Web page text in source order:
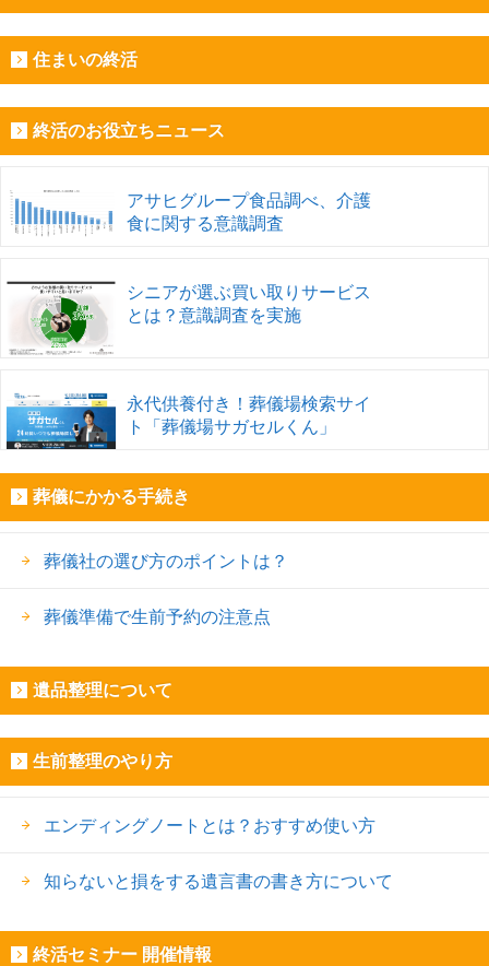
住まいの終活
終活のお役立ちニュース
アサヒグループ食品調べ、介護
食に関する意識調査
シニアが選ぶ買い取りサービス
とは？意識調査を実施
永代供養付き！葬儀場検索サイ
ト「葬儀場サガセルくん」
葬儀にかかる手続き
葬儀社の選び方のポイントは？
葬儀準備で生前予約の注意点
遺品整理について
生前整理のやり方
エンディングノートとは？おすすめ使い方
知らないと損をする遺言書の書き方について
終活セミナー 開催情報